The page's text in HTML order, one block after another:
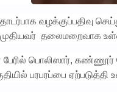
வழக்குப்பதிவு
தலைமறைவாக
பொலிஸார், கண்ணூர்
பரபரப்பை ஏற்படுத்தி